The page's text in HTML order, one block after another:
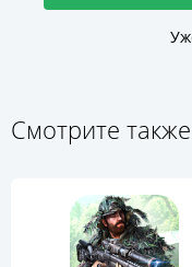
Смотрите также